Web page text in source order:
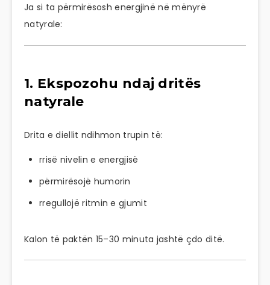
Ja si ta përmirësosh energjinë në mënyrë
natyrale:
1. Ekspozohu ndaj dritës
natyrale
Drita e diellit ndihmon trupin të:
rrisë nivelin e energjisë
përmirësojë humorin
rregullojë ritmin e gjumit
Kalon të paktën 15–30 minuta jashtë çdo ditë.